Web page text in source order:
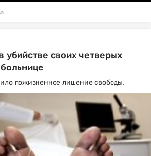
убийстве своих четверых
пожизненное лишение свободы.